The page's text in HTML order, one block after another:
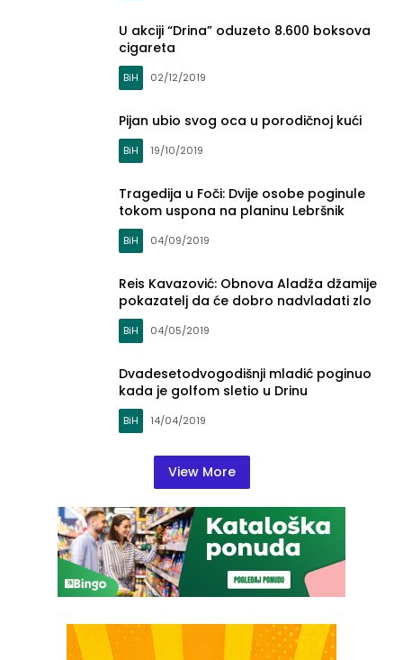
U akciji “Drina” oduzeto 8.600 boksova
cigareta
BiH 02/12/2019
Pijan ubio svog oca u porodičnoj kući
BiH 19/10/2019
Tragedija u Foči: Dvije osobe poginule
tokom uspona na planinu Lebršnik
BiH 04/09/2019
Reis Kavazović: Obnova Aladža džamije
pokazatelj da će dobro nadvladati zlo
BiH 04/05/2019
Dvadesetodvogodišnji mladić poginuo
kada je golfom sletio u Drinu
BiH 14/04/2019
View More